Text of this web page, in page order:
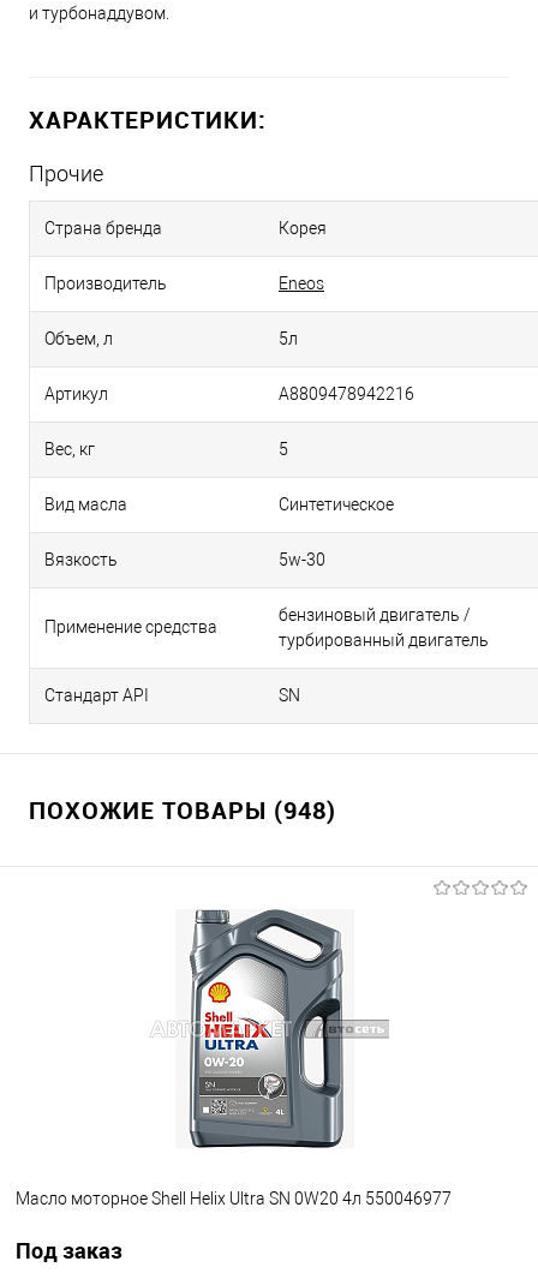
и турбонаддувом.
ХАРАКТЕРИСТИКИ:
Прочие
Страна бренда Корея
Производитель Eneos
Объем, л 5л
Артикул A8809478942216
Вес, кг 5
Вид масла Синтетическое
Вязкость 5w-30
Применение средства
бензиновый двигатель /
турбированный двигатель
Стандарт API SN
ПОХОЖИЕ ТОВАРЫ (948)
Масло моторное Shell Helix Ultra SN 0W20 4л 550046977
Под заказ